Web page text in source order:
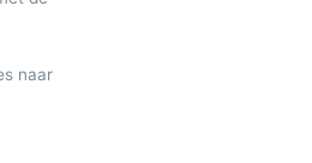
naar